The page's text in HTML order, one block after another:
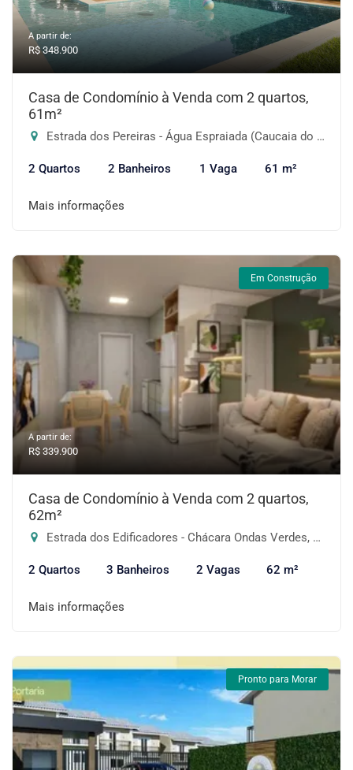
A partir de:
R$ 348.900
Casa de Condomínio à Venda com 2 quartos,
61m²
Estrada dos Pereiras - Água Espraiada (Caucaia do Alto), Cotia-SP
2 Quartos 2 Banheiros 1 Vaga 61 m²
Mais informações
Em Construção
A partir de:
R$ 339.900
Casa de Condomínio à Venda com 2 quartos,
62m²
Estrada dos Edificadores - Chácara Ondas Verdes, Cotia-SP
2 Quartos 3 Banheiros 2 Vagas 62 m²
Mais informações
Pronto para Morar